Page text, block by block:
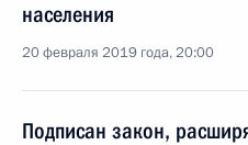
населения
20 февраля 2019 года, 20:00
Подписан закон,